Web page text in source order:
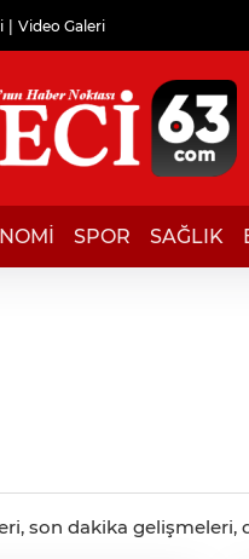
Video Galeri
SPOR SAĞLIK
son dakika gelişmeleri,